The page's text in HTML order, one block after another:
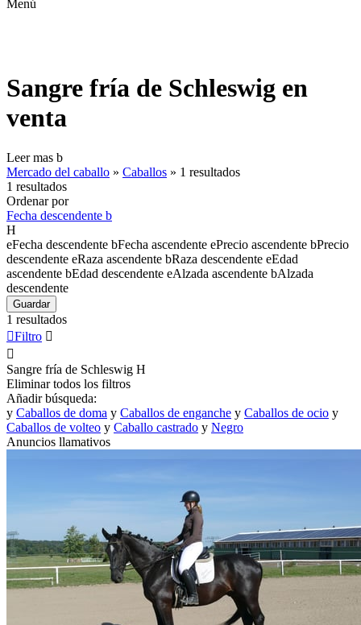
Menú
Sangre fría de Schleswig en
venta
Leer mas b
Mercado del caballo » Caballos » 1 resultados
1 resultados
Ordenar por
Fecha descendente b
H
eFecha descendente bFecha ascendente ePrecio ascendente bPrecio
descendente eRaza ascendente bRaza descendente eEdad
ascendente bEdad descendente eAlzada ascendente bAlzada
descendente
Guardar
1 resultados
Filtro 

Sangre fría de Schleswig H
Eliminar todos los filtros
Añadir búsqueda:
y Caballos de doma y Caballos de enganche y Caballos de ocio y
Caballos de volteo y Caballo castrado y Negro
Anuncios llamativos